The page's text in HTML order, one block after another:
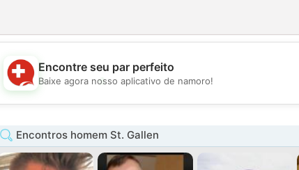
💖
💕
Encontre seu par perfeito
Baixe agora nosso aplicativo de namoro!
Encontros homem St. Gallen